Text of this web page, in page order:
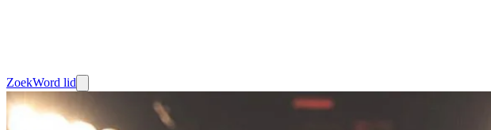
ZoekWord lid